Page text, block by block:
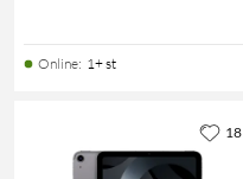
Online: 1+ st
18